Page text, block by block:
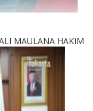
MAULANA HAKIM